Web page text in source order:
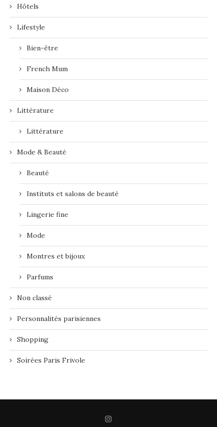
Hôtels
Lifestyle
Bien-être
French Mum
Maison Déco
Littérature
Littérature
Mode & Beauté
Beauté
Instituts et salons de beauté
Lingerie fine
Mode
Montres et bijoux
Parfums
Non classé
Personnalités parisiennes
Shopping
Soirées Paris Frivole